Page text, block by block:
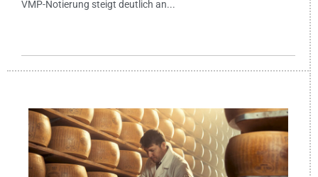
VMP-Notierung steigt deutlich an...